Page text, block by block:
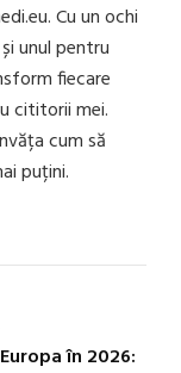
Cu un ochi
unul pentru
fiecare
cititorii mei.
cum să
puțini.
în 2026: